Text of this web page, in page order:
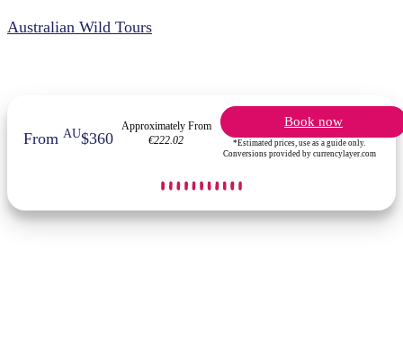
Australian Wild Tours
FromAU$360
Approximately From
€222.02
Book now
*Estimated prices, use as a guide only.
Conversions provided by currencylayer.com